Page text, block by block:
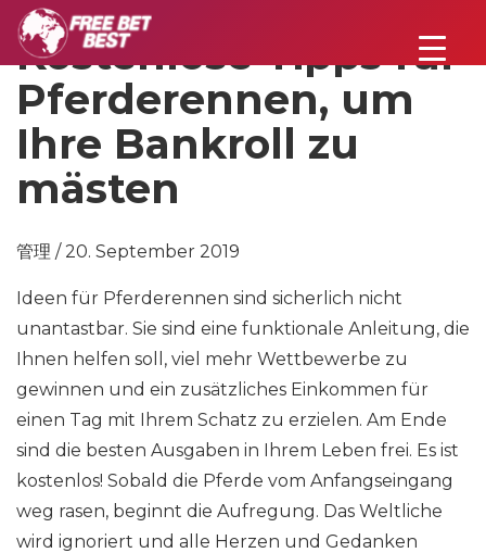
Kostenlose Tipps für
Pferderennen, um
Ihre Bankroll zu
mästen
管理 / 20. September 2019
Ideen für Pferderennen sind sicherlich nicht
unantastbar. Sie sind eine funktionale Anleitung, die
Ihnen helfen soll, viel mehr Wettbewerbe zu
gewinnen und ein zusätzliches Einkommen für
einen Tag mit Ihrem Schatz zu erzielen. Am Ende
sind die besten Ausgaben in Ihrem Leben frei. Es ist
kostenlos! Sobald die Pferde vom Anfangseingang
weg rasen, beginnt die Aufregung. Das Weltliche
wird ignoriert und alle Herzen und Gedanken